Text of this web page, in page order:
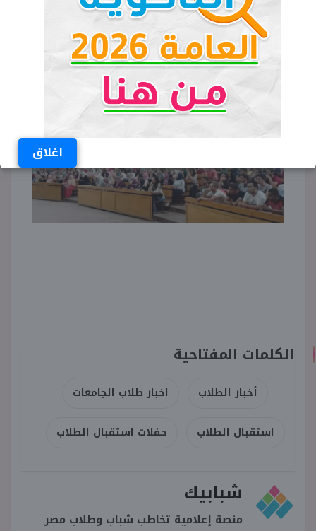
اغلاق
الكلمات المفتاحية
أخبار الطلاب اخبار طلاب الجامعات
استقبال الطلاب حفلات استقبال الطلاب
شبابيك
منصة إعلامية تخاطب شباب وطلاب مصر